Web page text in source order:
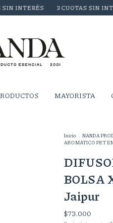
3 CUOTAS SIN INTERÉS
MAYORISTA
Inicio . NANDA
AROMÁTICO PET
BOLSA
Jaipur
$73.000